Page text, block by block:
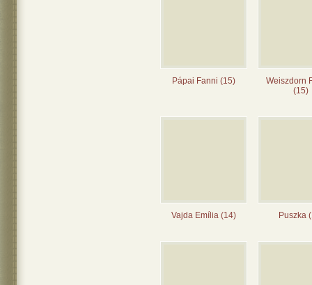
Pápai Fanni (15)
Weiszdorn
(15)
Vajda Emília (14) Puszka